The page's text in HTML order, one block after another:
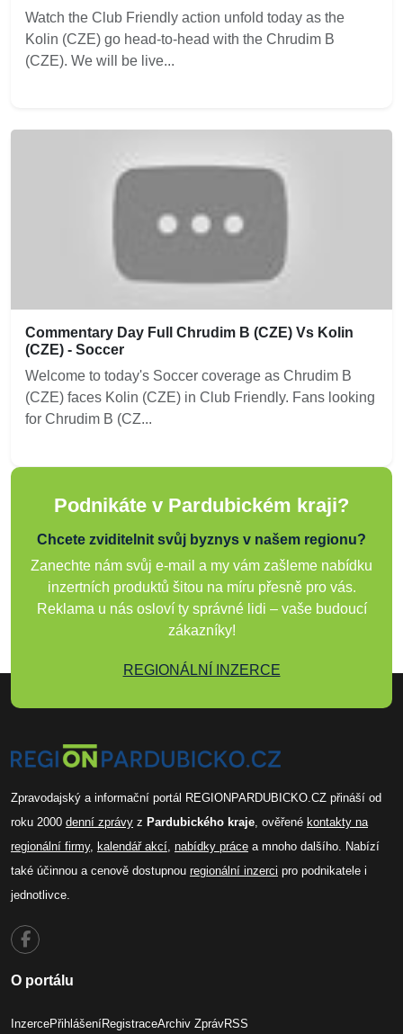
Watch the Club Friendly action unfold today as the
Kolin (CZE) go head-to-head with the Chrudim B
(CZE). We will be live...
Commentary Day Full Chrudim B (CZE) Vs Kolin
(CZE) - Soccer
Welcome to today's Soccer coverage as Chrudim B
(CZE) faces Kolin (CZE) in Club Friendly. Fans looking
for Chrudim B (CZ...
Podnikáte v Pardubickém kraji?
Chcete zviditelnit svůj byznys v našem regionu?
Zanechte nám svůj e-mail a my vám zašleme nabídku
inzertních produktů šitou na míru přesně pro vás.
Reklama u nás osloví ty správné lidi – vaše budoucí
zákazníky!
REGIONÁLNÍ INZERCE
Zpravodajský a informační portál REGIONPARDUBICKO.CZ přináší od
roku 2000 denní zprávy z Pardubického kraje , ověřené kontakty na
regionální firmy, kalendář akcí nabídky práce a mnoho dalšího. Nabízí
také účinnou a cenově dostupnou regionální inzerci pro podnikatele i
jednotlivce.
O portálu
InzercePřihlášeníRegistraceArchiv ZprávRSS